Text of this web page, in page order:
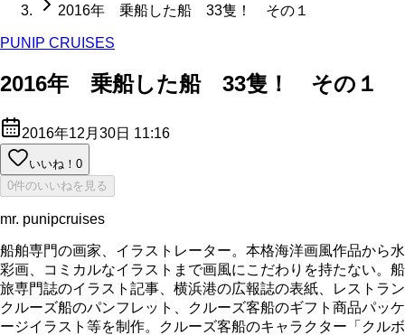
2016年 乗船した船 33隻！ その１
PUNIP CRUISES
2016年 乗船した船 33隻！ その１
2016年12月30日 11:16
いいね！ 0
0件のいいねを見る
mr. punipcruises
船舶専門の画家、イラストレーター。本格海洋画風作品から水
彩画、コミカルなイラストまで画風にこだわりを持たない。船
旅専門誌のイラスト記事、横浜港の広報誌の表紙、レストラン
クルーズ船のパンフレット、クルーズ客船のギフト商品パッケ
ージイラスト等を制作。クルーズ客船のキャラクター「クルボ